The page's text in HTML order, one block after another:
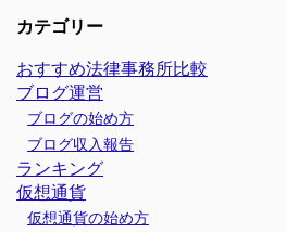
カテゴリー
おすすめ法律事務所比較
ブログ運営
ブログの始め方
ブログ収入報告
ランキング
仮想通貨
仮想通貨の始め方